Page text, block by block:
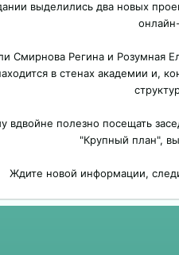
выделились два новых
Смирнова Регина и Розумная
в стенах академии и,
вдвойне полезно посещать
"Крупный план",
Ждите новой информации,